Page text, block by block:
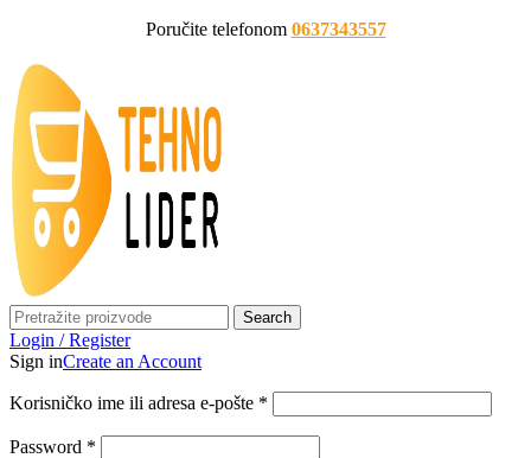
Poručite telefonom 0637343557
Search
Login / Register
Sign inCreate an Account
Korisničko ime ili adresa e-pošte *
Password *